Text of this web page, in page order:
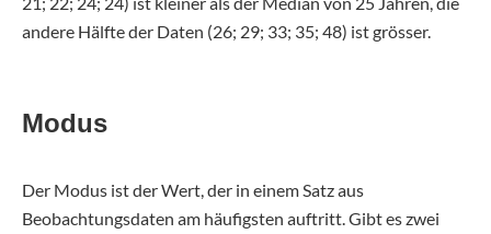
andere Hälfte der Daten (26; 29; 33; 35; 48) ist grösser.
Modus
Der Modus ist der Wert, der in einem Satz aus
Beobachtungsdaten am häufigsten auftritt. Gibt es zwei